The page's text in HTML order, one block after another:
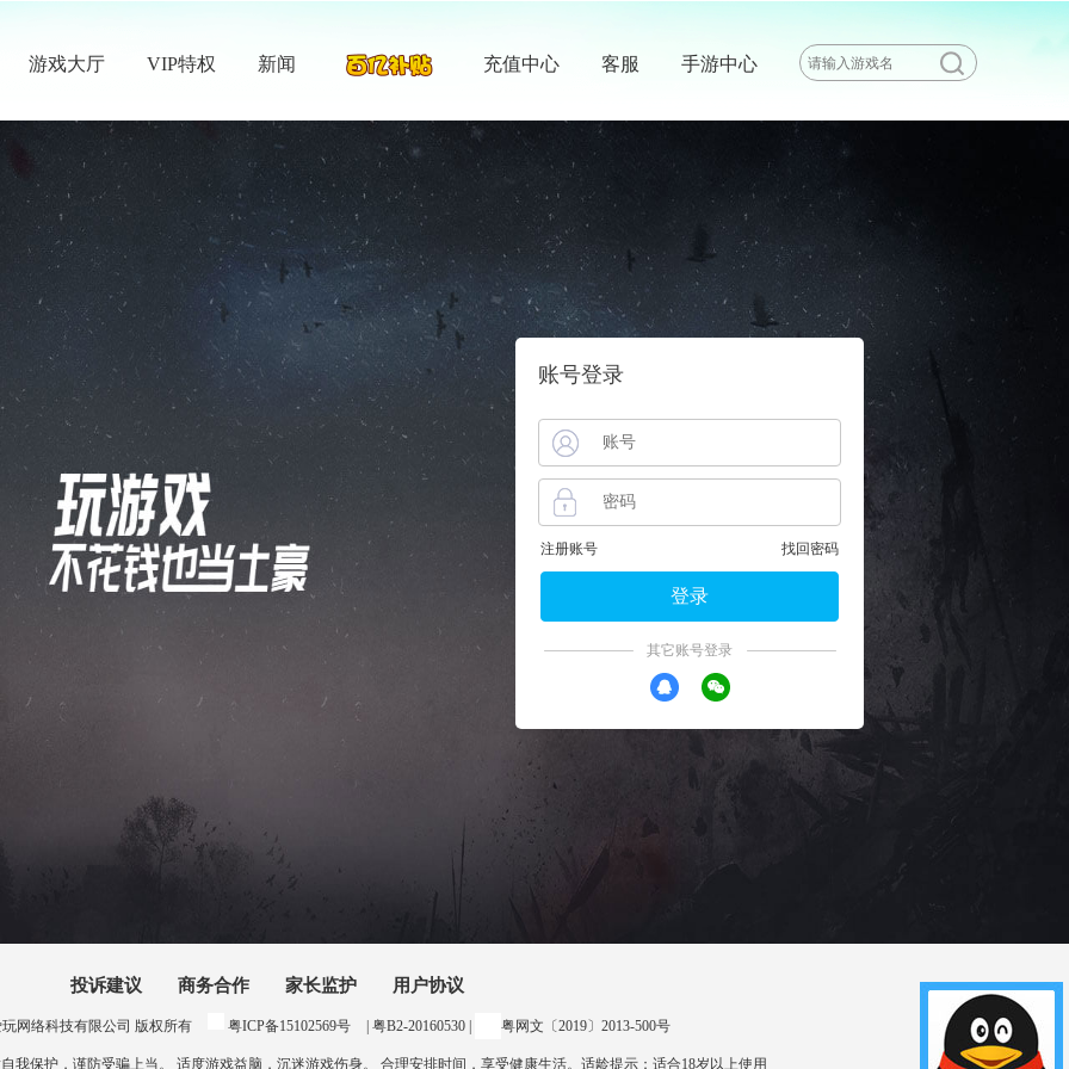
游戏大厅 VIP特权 新闻 充值中心 客服 手游中心
账号登录
注册账号 找回密码
登录
其它账号登录
投诉建议 商务合作 家长监护 用户协议
网络科技有限公司 版权所有 粤ICP备15102569号 | 粤B2-20160530 | 粤网文〔2019〕2013-500号
我保护，谨防受骗上当。 适度游戏益脑，沉迷游戏伤身。 合理安排时间，享受健康生活。适龄提示：适合18岁以上使用